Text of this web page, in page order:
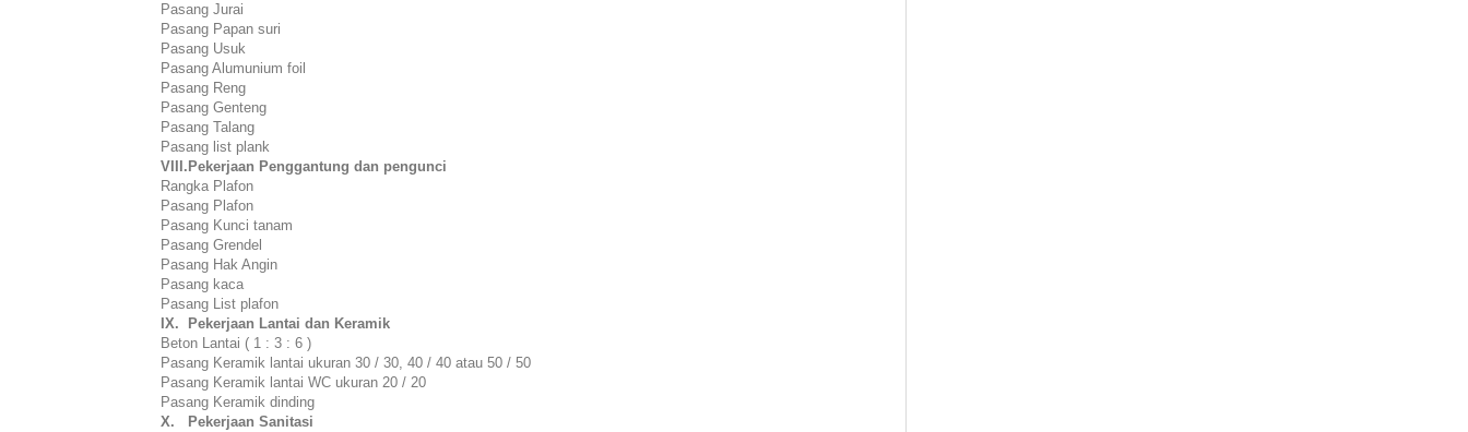
Pasang Jurai
Pasang Papan suri
Pasang Usuk
Pasang Alumunium foil
Pasang Reng
Pasang Genteng
Pasang Talang
Pasang list plank
VIII.Pekerjaan Penggantung dan pengunci
Rangka Plafon
Pasang Plafon
Pasang Kunci tanam
Pasang Grendel
Pasang Hak Angin
Pasang kaca
Pasang List plafon
IX. Pekerjaan Lantai dan Keramik
Beton Lantai ( 1 : 3 : 6 )
Pasang Keramik lantai ukuran 30 / 30, 40 / 40 atau 50 / 50
Pasang Keramik lantai WC ukuran 20 / 20
Pasang Keramik dinding
X. Pekerjaan Sanitasi